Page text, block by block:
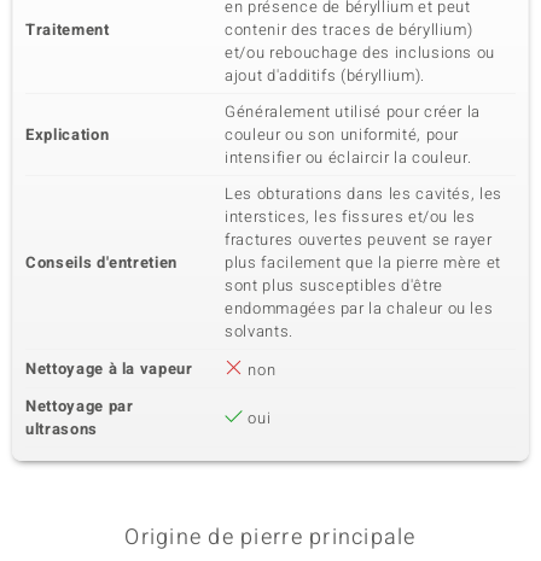
Traitement
en présence de béryllium et peut
contenir des traces de béryllium)
et/ou rebouchage des inclusions ou
ajout d'additifs (béryllium).
Explication
Généralement utilisé pour créer la
couleur ou son uniformité, pour
intensifier ou éclaircir la couleur.
Conseils d'entretien
Les obturations dans les cavités, les
interstices, les fissures et/ou les
fractures ouvertes peuvent se rayer
plus facilement que la pierre mère et
sont plus susceptibles d'être
endommagées par la chaleur ou les
solvants.
Nettoyage à la vapeur
non
Nettoyage par
ultrasons
oui
Origine de pierre principale